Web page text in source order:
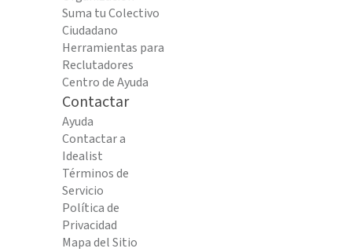
Suma tu Colectivo
Ciudadano
Herramientas para
Reclutadores
Centro de Ayuda
Contactar
Ayuda
Contactar a
Idealist
Términos de
Servicio
Política de
Privacidad
Mapa del Sitio